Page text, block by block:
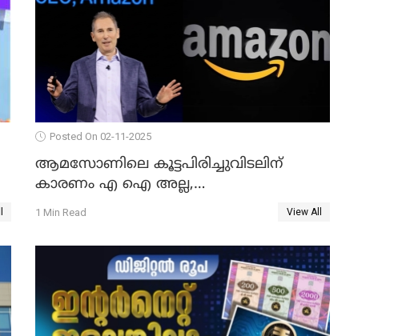
Posted On 02-11-2025
ആമസോണിലെ കൂട്ടപിരിച്ചുവിടലിന്
കാരണം എ ഐ അല്ല,
വെളിപ്പെടുത്തലുമായി CEO ആന്റി ജാസി
1 Min Read View All